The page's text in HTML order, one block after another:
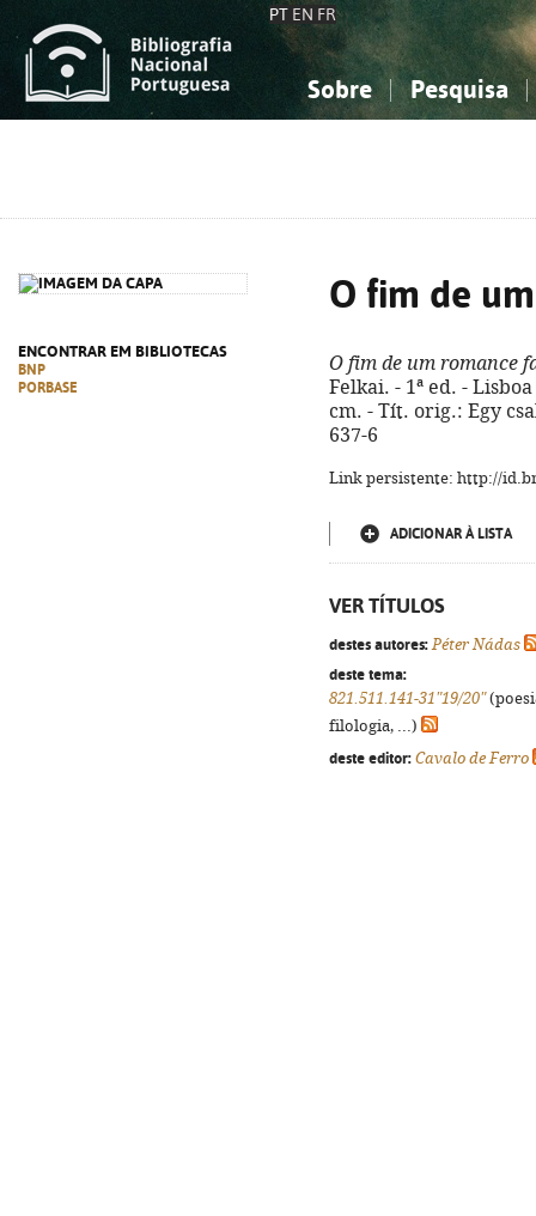
PT EN FR
Sobre Pesquisa
ENCONTRAR EM BIBLIOTECAS
BNP
PORBASE
O fim de
O fim de um romance
Felkai. - 1ª ed. -
cm. - Tít. orig.: Egy
637-6
Link persistente: http://
ADICIONAR À LISTA
VER TÍTULOS
destes autores: Péter Nádas
deste tema:
821.511.141-31"19/20"
filologia, ...)
deste editor: Cavalo de Ferro